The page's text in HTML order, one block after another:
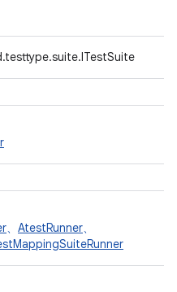
、 AtestRunner、